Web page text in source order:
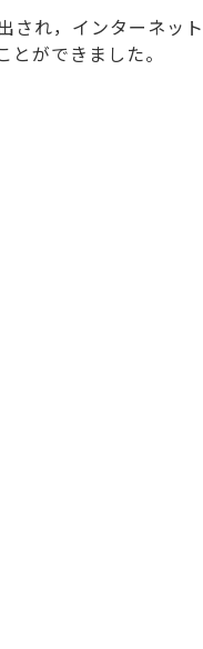
され，インターネッ
ができました。